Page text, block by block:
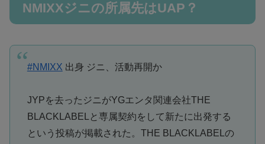
NMIXXジニの所属先はUAP？
#NMIXX 出身 ジニ、活動再開か
JYPを去ったジニがYGエンタ関連会社THE
BLACKLABELと専属契約をして新たに出発する
という投稿が掲載された。THE BLACKLABELの